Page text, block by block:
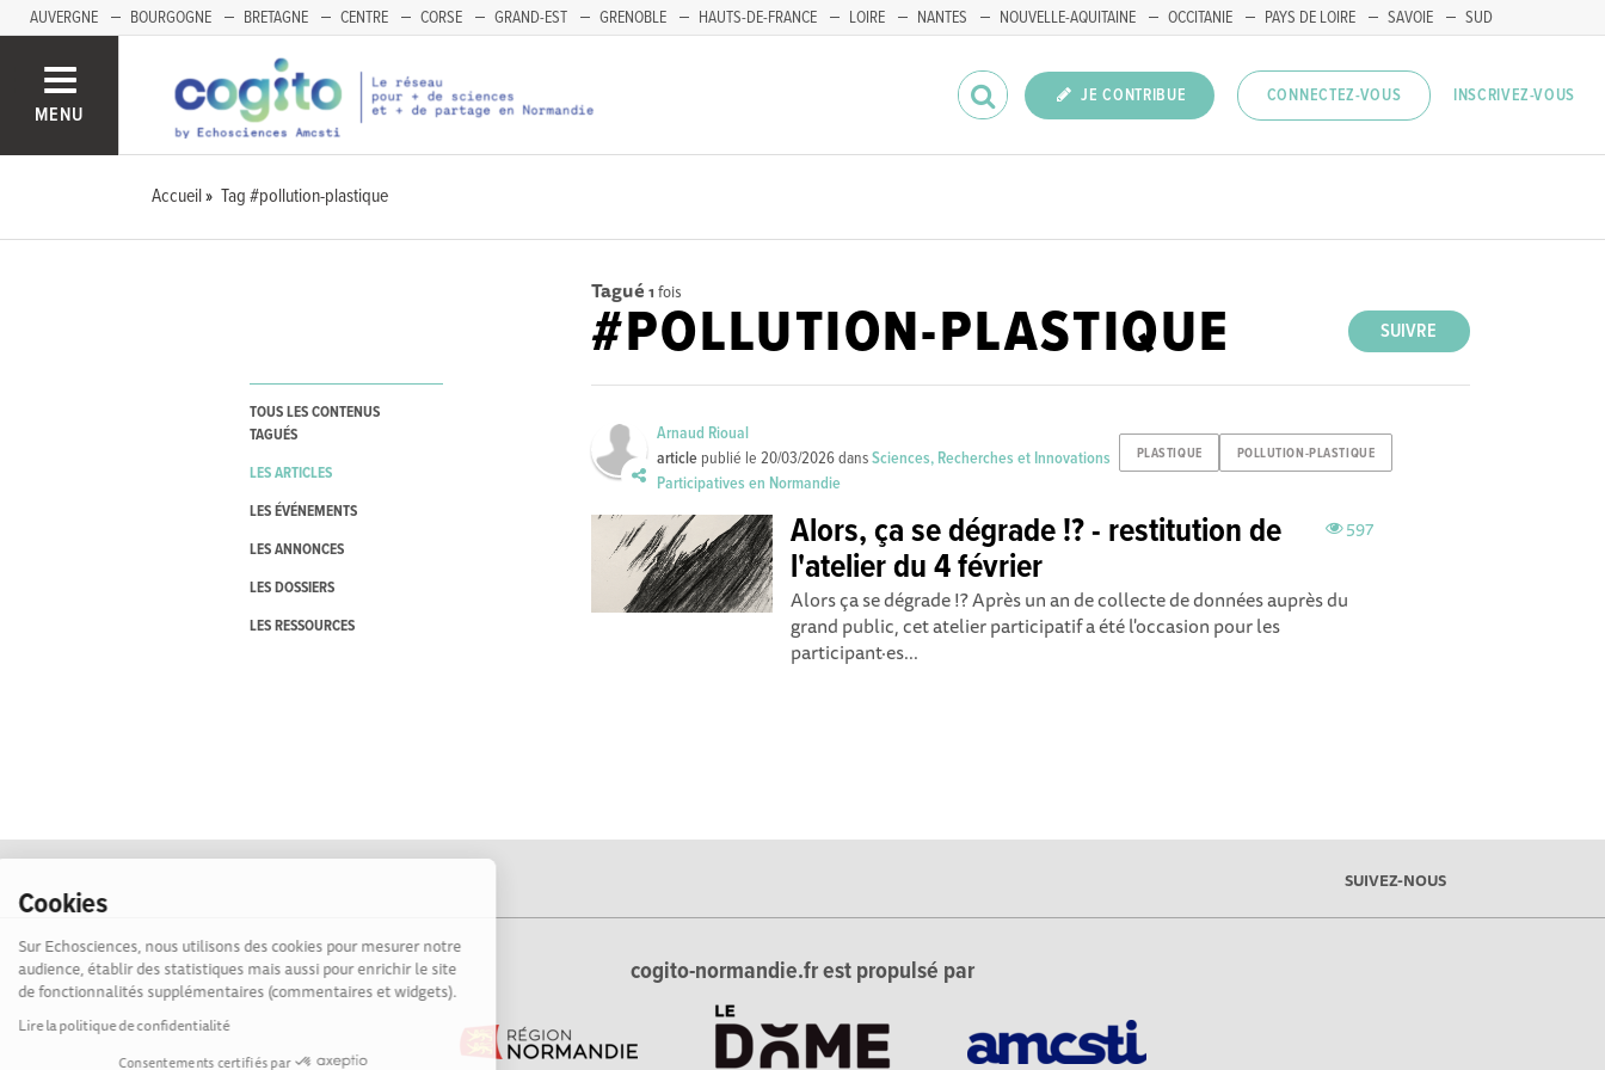
Cookies
Sur Echosciences, nous utilisons des cookies pour mesurer notre
audience, établir des statistiques mais aussi pour enrichir le site
de fonctionnalités supplémentaires (commentaires et widgets).
Lire la politique de confidentialité
Consentements certifiés par
AUVERGNE BOURGOGNE BRETAGNE CENTRE CORSE GRAND-EST GRENOBLE HAUTS-DE-FRANCE LOIRE NANTES NOUVELLE-AQUITAINE OCCITANIE PAYS DE LOIRE SAVOIE SUD
MENU
JE CONTRIBUE CONNECTEZ-VOUS INSCRIVEZ-VOUS
Accueil Tag #pollution-plastique
TOUS LES CONTENUS
TAGUÉS
LES ARTICLES
LES ÉVÉNEMENTS
LES ANNONCES
LES DOSSIERS
LES RESSOURCES
Tagué 1 fois
SUIVRE
#POLLUTION-PLASTIQUE
PLASTIQUE POLLUTION-PLASTIQUE
Arnaud Rioual
article publié le20/03/2026dansSciences, Recherches et Innovations
Participatives en Normandie
597
Alors, ça se dégrade !? - restitution de
l'atelier du 4 février
Alors ça se dégrade !? Après un an de collecte de données auprès du
grand public, cet atelier participatif a été l'occasion pour les
participant·es...
SUIVEZ-NOUS
cogito-normandie.fr est propulsé par